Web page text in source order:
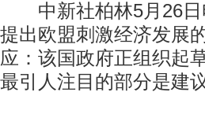
中新社柏林5月26日
提出欧盟刺激经济发展
应：该国政府正组织起
最引人注目的部分是建